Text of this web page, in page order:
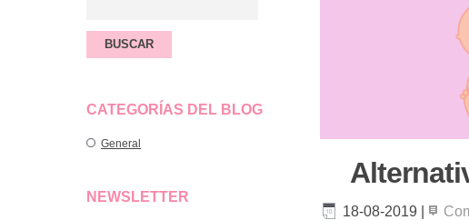
CATEGORÍAS DEL BLOG
General
NEWSLETTER
18-08-2019